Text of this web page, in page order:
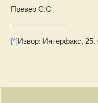
Превео С.С
[*]Извор: Интерфакс, 25.